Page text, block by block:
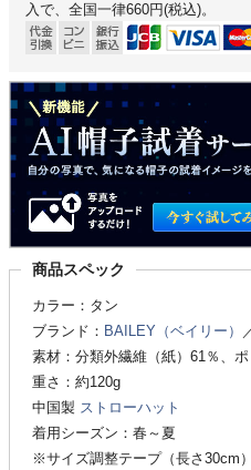
入で、全国一律660円(税込)。
商品スペック
カラー：タン
ブランド： BAILEY（ベイリー）
素材：分類外繊維（紙）61％、
重さ：約120g
中国製 ストローハット
着用シーズン：春～夏
※サイズ調整テープ（長さ30cm